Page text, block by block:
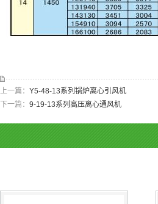
上一篇： Y5-48-13系列锅炉离心引风机
下一篇： 9-19-13系列高压离心通风机